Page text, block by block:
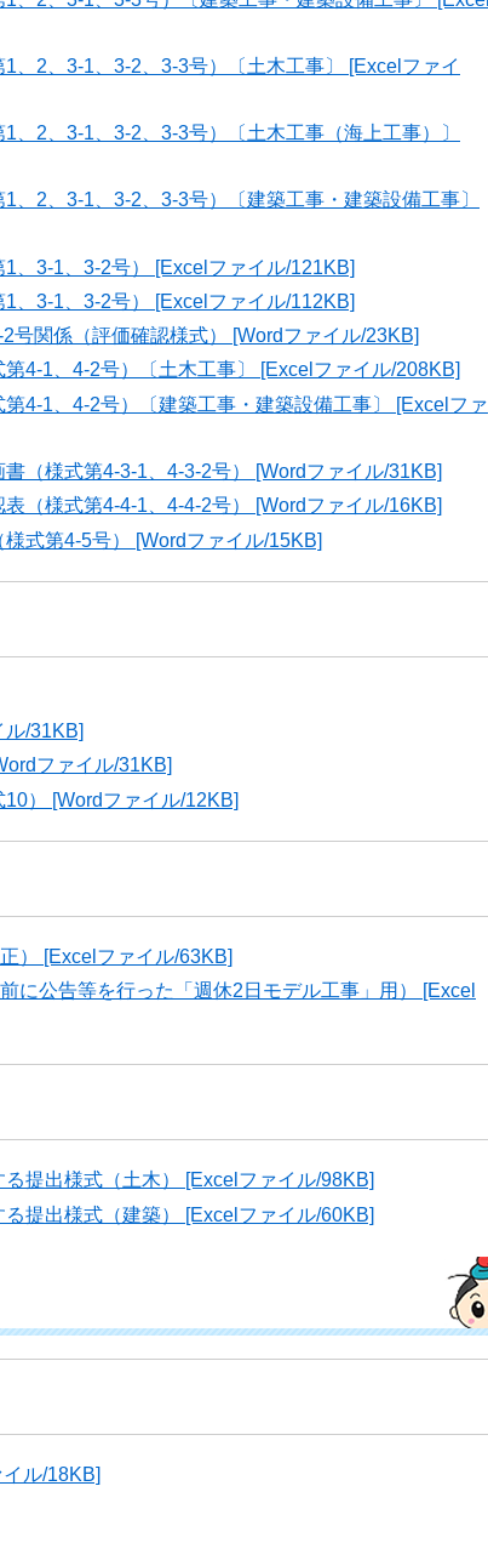
1、2、3-1、3-2、3-3号）〔土木工事〕 [Excelファイ
、2、3-1、3-2、3-3号）〔土木工事（海上工事）〕
、2、3-1、3-2、3-3号）〔建築工事・建築設備工事〕
、3-1、3-2号） [Excelファイル/121KB]
、3-1、3-2号） [Excelファイル/112KB]
号関係（評価確認様式） [Wordファイル/23KB]
4-1、4-2号）〔土木工事〕 [Excelファイル/208KB]
4-1、4-2号）〔建築工事・建築設備工事〕 [Excelファ
（様式第4-3-1、4-3-2号） [Wordファイル/31KB]
（様式第4-4-1、4-4-2号） [Wordファイル/16KB]
式第4-5号） [Wordファイル/15KB]
/31KB]
ファイル/31KB]
） [Wordファイル/12KB]
） [Excelファイル/63KB]
に公告等を行った「週休2日モデル工事」用） [Excel
提出様式（土木） [Excelファイル/98KB]
提出様式（建築） [Excelファイル/60KB]
ル/18KB]